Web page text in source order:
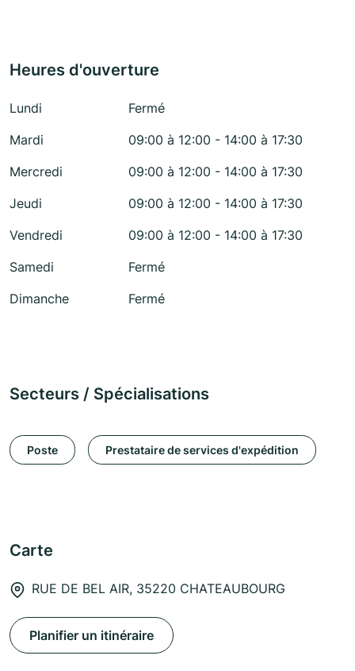
Heures d'ouverture
Lundi
Fermé
Mardi
09:00 à 12:00 - 14:00 à 17:30
Mercredi
09:00 à 12:00 - 14:00 à 17:30
Jeudi
09:00 à 12:00 - 14:00 à 17:30
Vendredi
09:00 à 12:00 - 14:00 à 17:30
Samedi
Fermé
Dimanche
Fermé
Secteurs / Spécialisations
Poste Prestataire de services d'expédition
Carte
RUE DE BEL AIR, 35220 CHATEAUBOURG
Planifier un itinéraire